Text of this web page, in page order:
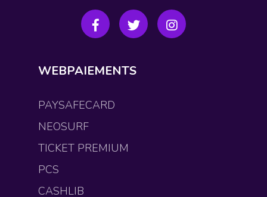
WEBPAIEMENTS
PAYSAFECARD
NEOSURF
TICKET PREMIUM
PCS
CASHLIB